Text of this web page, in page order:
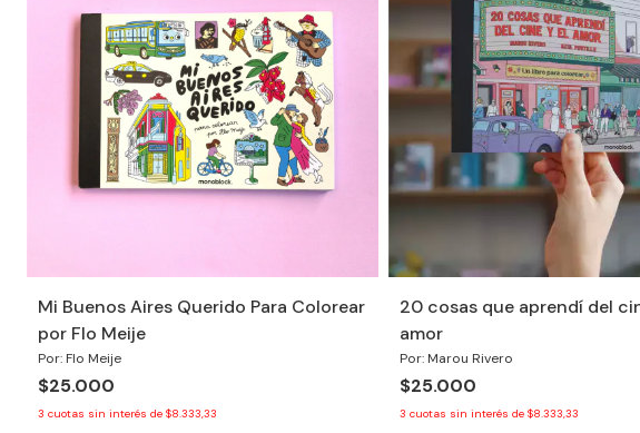
Mi Buenos Aires Querido Para Colorear
por Flo Meije
Por: Flo Meije
$25.000
3 cuotas sin interés de $8.333,33
20 cosas que aprendí del
amor
Por: Marou Rivero
$25.000
3 cuotas sin interés de $8.333,33